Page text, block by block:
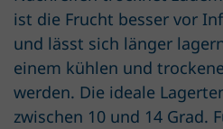
ist die Frucht besser vor
und lässt sich länger
einem kühlen und
werden. Die ideale
zwischen 10 und 14 Grad.